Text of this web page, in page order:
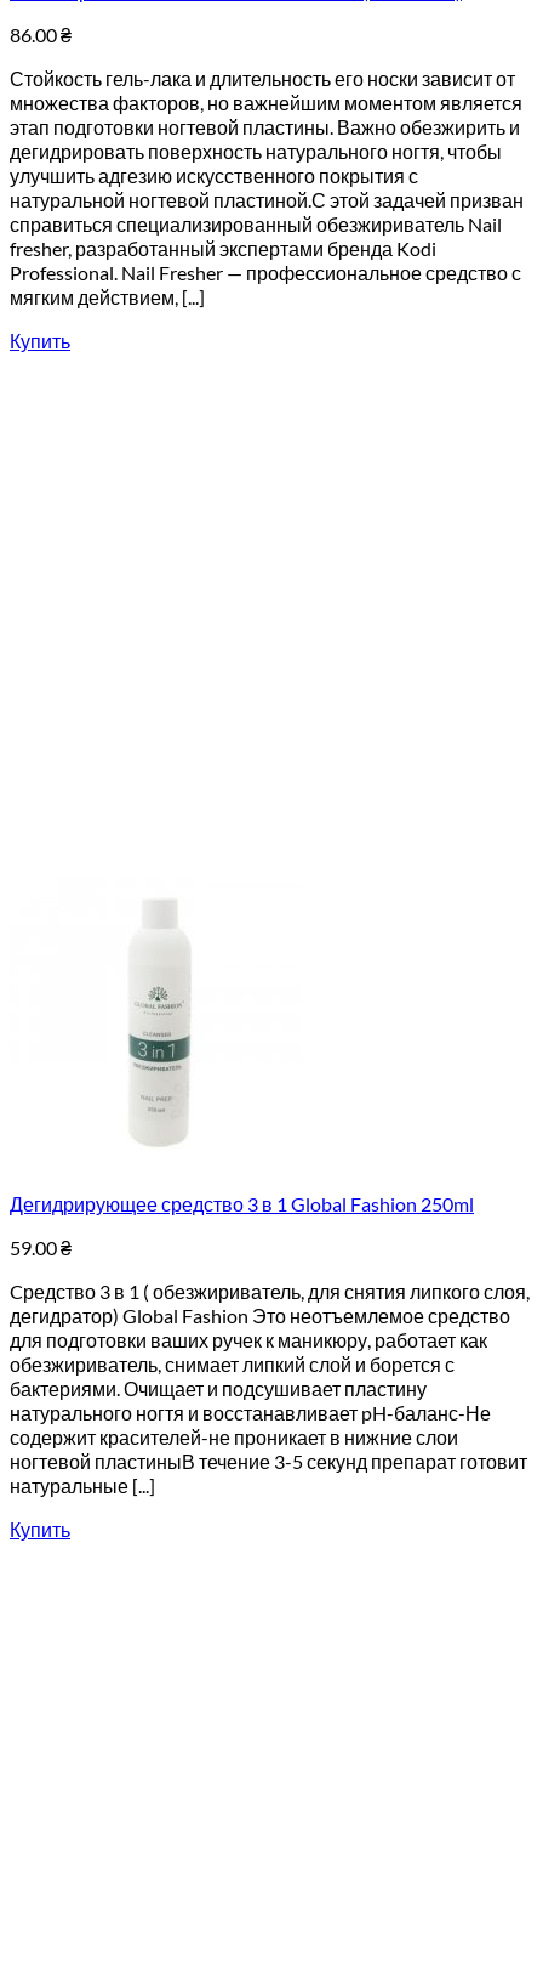
86.00₴
Стойкость гель-лака и длительность его носки зависит от
множества факторов, но важнейшим моментом является
этап подготовки ногтевой пластины. Важно обезжирить и
дегидрировать поверхность натурального ногтя, чтобы
улучшить адгезию искусственного покрытия с
натуральной ногтевой пластиной.С этой задачей призван
справиться специализированный обезжириватель Nail
fresher, разработанный экспертами бренда Kodi
Professional. Nail Fresher — профессиональное средство с
мягким действием, [...]
Купить
Дегидрирующее средство 3 в 1 Global Fashion 250ml
59.00₴
Cредство 3 в 1 ( обезжириватель, для снятия липкого слоя,
дегидратор) Global Fashion Это неотъемлемое средство
для подготовки ваших ручек к маникюру, работает как
обезжириватель, снимает липкий слой и борется с
бактериями. Очищает и подсушивает пластину
натурального ногтя и восстанавливает pH-баланс-Не
содержит красителей-не проникает в нижние слои
ногтевой пластиныВ течение 3-5 секунд препарат готовит
натуральные [...]
Купить